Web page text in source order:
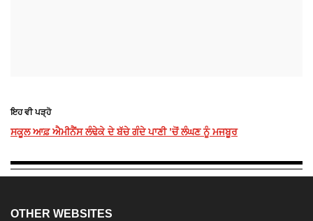
ਇਹ ਵੀ ਪੜ੍ਹੋ
ਸਕੂਲ ਆਫ਼ ਐਮੀਨੈਂਸ ਲੰਢੇਕੇ ਦੇ ਬੱਚੇ ਗੰਦੇ ਪਾਣੀ ’ਚੋਂ ਲੰਘਣ ਨੂੰ ਮਜਬੂਰ
OTHER WEBSITES